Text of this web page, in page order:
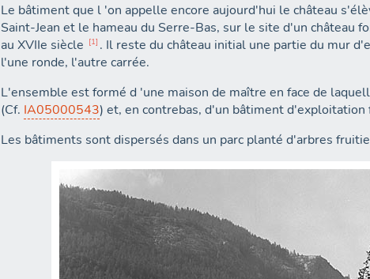
Le bâtiment que l 'on appelle encore aujourd'hui le château
Saint-Jean et le hameau du Serre-Bas, sur le site d'un château
au XVIIe siècle
1 . Il reste du château initial une partie du mur
l'une ronde, l'autre carrée.
L'ensemble est formé d 'une maison de maître en face de
(Cf. IA05000543) et, en contrebas, d'un bâtiment d'exploitation
Les bâtiments sont dispersés dans un parc planté d'arbres